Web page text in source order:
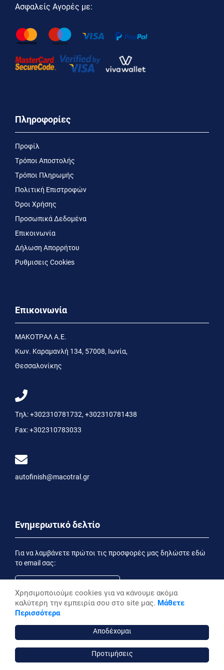
Ασφαλείς Αγορές με:
Πληροφορίες
Προφίλ
Τρόποι Αποστολής
Τρόποι Πληρωμής
Πολιτική Επιστροφών
Όροι Χρήσης
Προσωπικά Δεδομένα
Επικοινωνία
Δήλωση Απορρήτου
Ρυθμισεις Cookies
Επικοινωνία
MΑΚΟΤΡΑΛ Α.Ε.
Kων. Kαραμανλή 134, 57008, Ιωνία,
Θεσσαλονίκης
Τηλ:+302310781732, +302310781438
Fax:+302310783033
autofinish@macotral.gr
Ενημερωτικό δελτίο
Για να λαμβάνετε πρώτοι τις προσφορές μας δηλώστε εδώ
το email σας:
Εγγραφή
Έχοντας ενημερωθεί από την
επιθυμώ να λαμβάνω ενημερωτικά email
Powered by Stonewave
Χρησιμοποιούμε cookies για να κάνουμε ακόμα
καλύτερη την εμπειρία σου στο site μας. Μάθετε
Περισσότερα
Αποδέχομαι
Προτιμήσεις